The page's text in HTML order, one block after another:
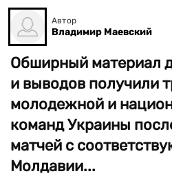
Автор
Владимир Маевский
Обширный материал
и выводов получили
молодежной и
команд Украины
матчей с
Молдавии...